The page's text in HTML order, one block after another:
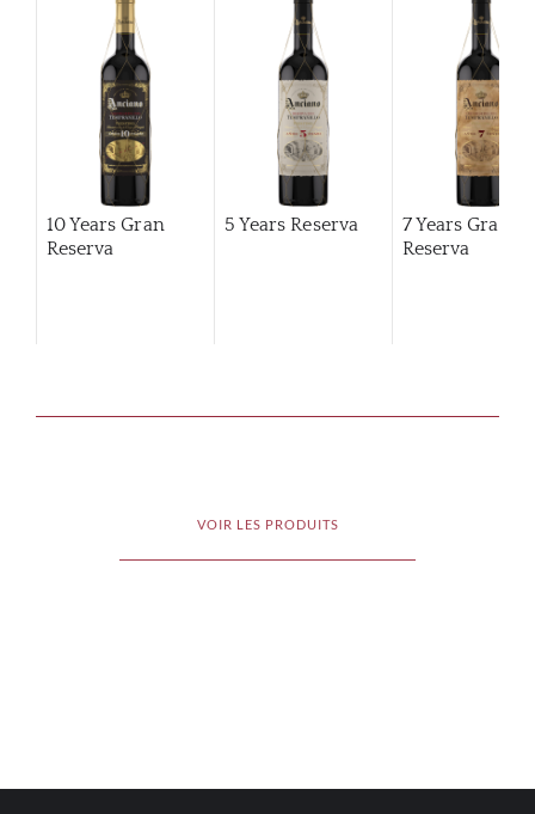
10 Years Gran
Reserva
5 Years Reserva
7 Years Gran
Reserva
VOIR LES PRODUITS